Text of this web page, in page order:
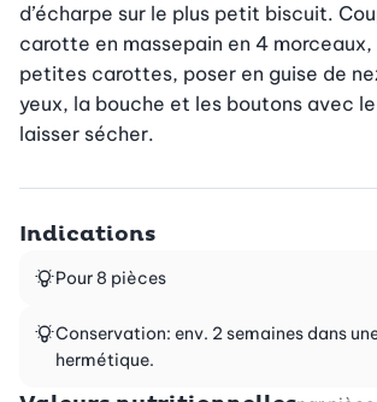
d’écharpe sur le plus petit biscuit.
carotte en massepain en 4
petites carottes, poser en guise de
yeux, la bouche et les boutons avec
laisser sécher.
Indications
Pour 8 pièces
Conservation: env. 2 semaines dans
hermétique.